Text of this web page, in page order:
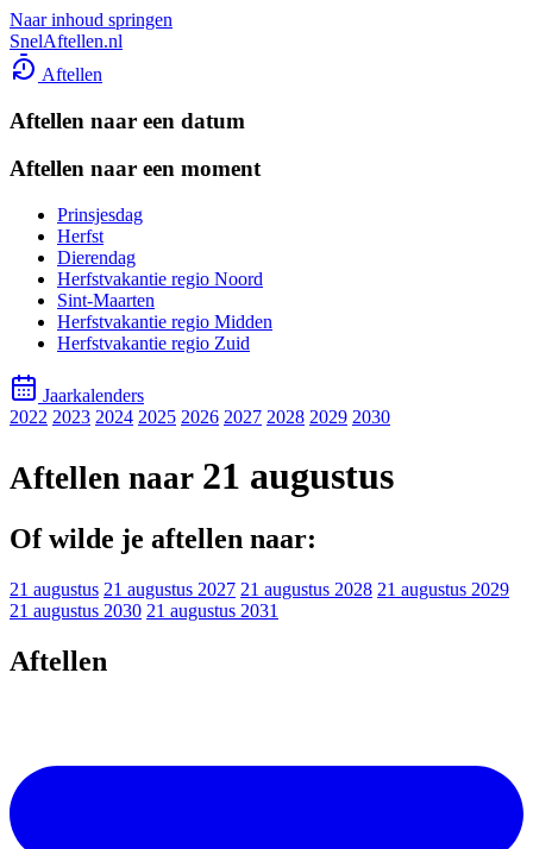
Naar inhoud springen
SnelAftellen.nl
Aftellen
Aftellen naar een datum
Aftellen naar een moment
Prinsjesdag
Herfst
Dierendag
Herfstvakantie regio Noord
Sint-Maarten
Herfstvakantie regio Midden
Herfstvakantie regio Zuid
Jaarkalenders
2022 2023 2024 2025 2026 2027 2028 2029 2030
Aftellen naar 21 augustus
Of wilde je aftellen naar:
21 augustus 21 augustus 2027 21 augustus 2028 21 augustus 2029
21 augustus 2030 21 augustus 2031
Aftellen